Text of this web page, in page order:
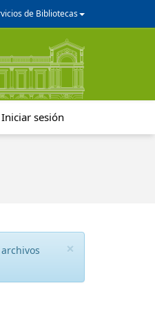
de Bibliotecas
Iniciar sesión
×